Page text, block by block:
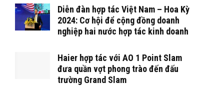
Diễn đàn hợp tác Việt Nam – Hoa Kỳ
2024: Cơ hội để cộng đồng doanh
nghiệp hai nước hợp tác kinh doanh
Haier hợp tác với AO 1 Point Slam
đưa quần vợt phong trào đến đấu
trường Grand Slam